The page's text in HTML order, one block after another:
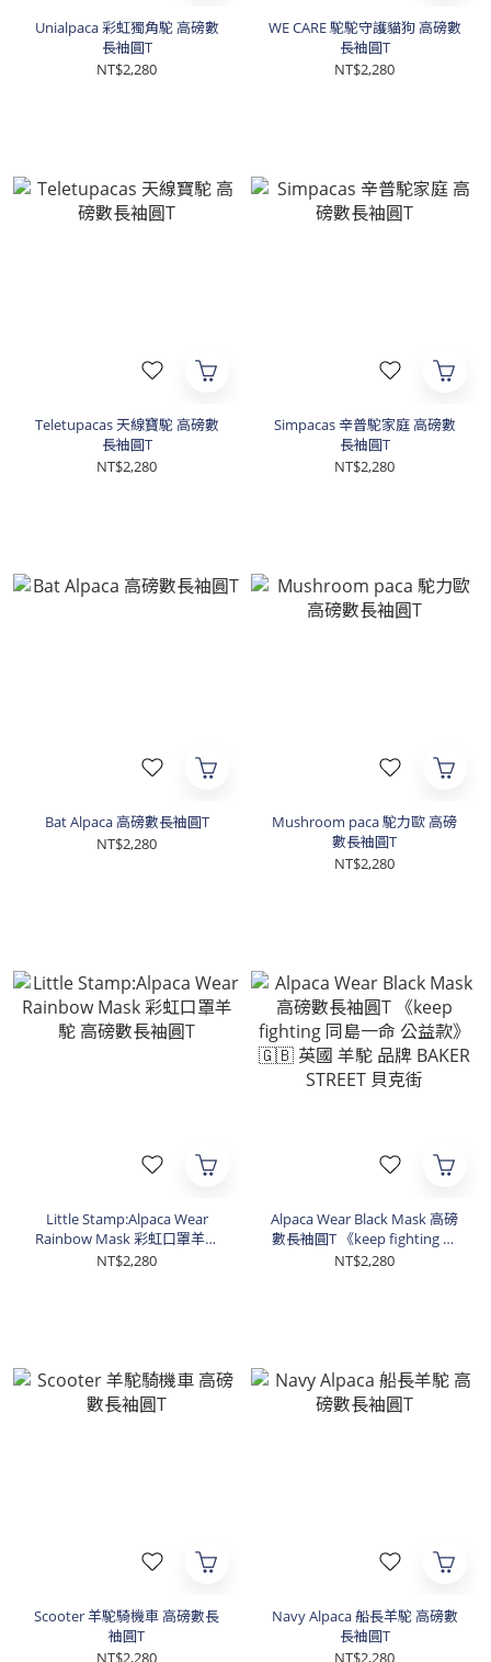
Unialpaca 彩虹獨角駝 高磅數
長袖圓T
NT$2,280
WE CARE 駝駝守護貓狗 高磅數
長袖圓T
NT$2,280
Teletupacas 天線寶駝 高磅數
長袖圓T
NT$2,280
Simpacas 辛普駝家庭 高磅數
長袖圓T
NT$2,280
Bat Alpaca 高磅數長袖圓T
NT$2,280
Mushroom paca 駝力歐 高磅
數長袖圓T
NT$2,280
Little Stamp:Alpaca Wear
Rainbow Mask 彩虹口罩羊駝
高磅數長袖圓T
NT$2,280
Alpaca Wear Black Mask 高磅
數長袖圓T 《keep fighting 同
NT$2,280
Scooter 羊駝騎機車 高磅數長
袖圓T
NT$2,280
Navy Alpaca 船長羊駝 高磅數
長袖圓T
NT$2,280